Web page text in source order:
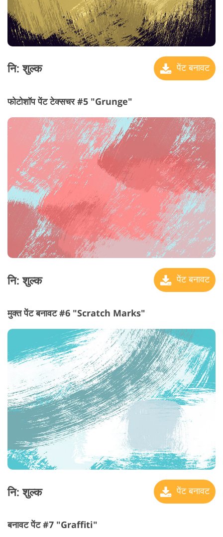
नि: शुल्क पेंट बनावट
फोटोशॉप पेंट टेक्सचर #5 "Grunge"
नि: शुल्क पेंट बनावट
मुक्त पेंट बनावट #6 "Scratch Marks"
नि: शुल्क पेंट बनावट
बनावट पेंट #7 "Graffiti"